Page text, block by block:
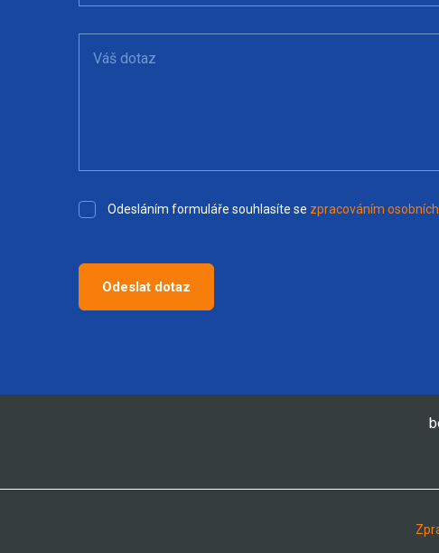
Váš dotaz
Odesláním formuláře souhlasíte se zpracováním
Odeslat dotaz